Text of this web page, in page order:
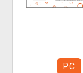
PC